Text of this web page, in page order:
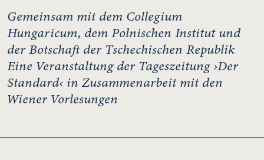
Gemeinsam mit dem Collegium
Hungaricum, dem Polnischen Institut und
der Botschaft der Tschechischen Republik
Eine Veranstaltung der Tageszeitung ›Der
Standard‹ in Zusammenarbeit mit den
Wiener Vorlesungen